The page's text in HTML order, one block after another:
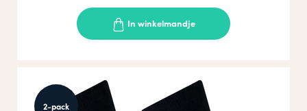
In winkelmandje
2-pack